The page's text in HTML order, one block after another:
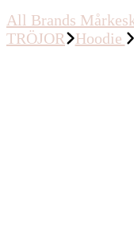
All Brands
TRÖJOR
Hoodie